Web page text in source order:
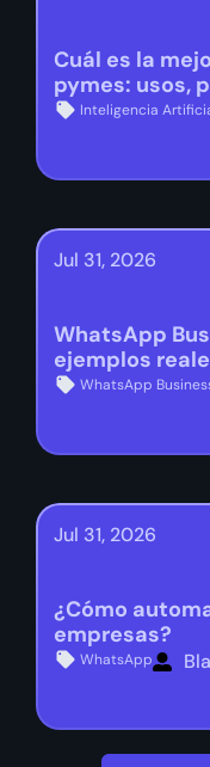
Cuál es la
pymes: usos,
Inteligencia
Jul 31, 2026
WhatsApp
ejemplos
WhatsApp
Jul 31, 2026
¿Cómo
empresas?
WhatsApp